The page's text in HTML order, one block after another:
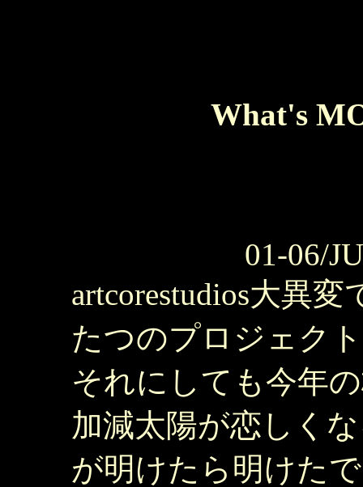
What's
01-06/
artcorestudios大異
たつのプロジェク
それにしても今年
加減太陽が恋しく
が明けたら明けた